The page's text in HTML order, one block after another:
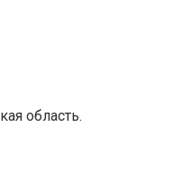
область.